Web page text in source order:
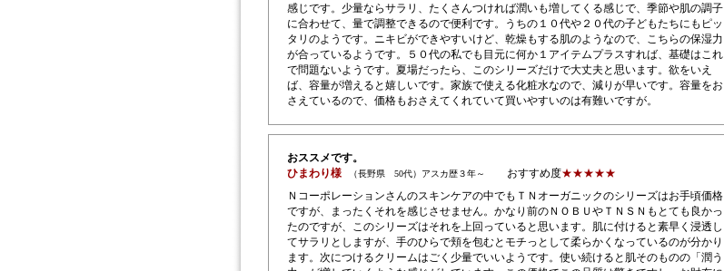
感じです。少量ならサラリ、たくさんつければ潤いも増してくる感じで、季節や肌の調子
に合わせて、量で調整できるので便利です。うちの１０代や２０代の子どもたちにもピッ
タリのようです。ニキビができやすいけど、乾燥もする肌のようなので、こちらの保湿力
が合っているようです。５０代の私でも目元に何か１アイテムプラスすれば、基礎はこれ
で問題ないようです。夏場だったら、このシリーズだけで大丈夫と思います。欲をいえ
ば、容量が増えると嬉しいです。家族で使える化粧水なので、減りが早いです。容量をお
さえているので、価格もおさえてくれていて買いやすいのは有難いですが。
おススメです。
ひまわり様
（長野県 50代）アスカ歴３年～ おすすめ度★★★★★
Ｎコーポレーションさんのスキンケアの中でもＴＮオーガニックのシリーズはお手頃価格
ですが、まったくそれを感じさせません。かなり前のＮＯＢＵやＴＮＳＮもとても良かっ
たのですが、このシリーズはそれを上回っていると思います。肌に付けると素早く浸透し
てサラリとしますが、手のひらで頬を包むとモチっとして柔らかくなっているのが分かり
ます。次につけるクリームはごく少量でいいようです。使い続けると肌そのものの「潤う